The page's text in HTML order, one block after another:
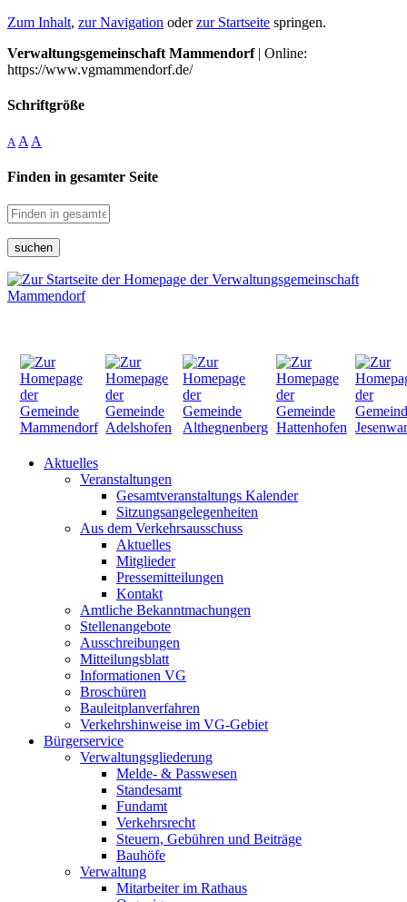
Zum Inhalt, zur Navigation oderzur Startseite springen.
Verwaltungsgemeinschaft Mammendorf| Online:
https://www.vgmammendorf.de/
Schriftgröße
A A A
Finden in gesamter Seite
suchen
Aktuelles
Veranstaltungen
Gesamtveranstaltungs Kalender
Sitzungsangelegenheiten
Aus dem Verkehrsausschuss
Aktuelles
Mitglieder
Pressemitteilungen
Kontakt
Amtliche Bekanntmachungen
Stellenangebote
Ausschreibungen
Mitteilungsblatt
Informationen VG
Broschüren
Bauleitplanverfahren
Verkehrshinweise im VG-Gebiet
Bürgerservice
Verwaltungsgliederung
Melde- & Passwesen
Standesamt
Fundamt
Verkehrsrecht
Steuern, Gebühren und Beiträge
Bauhöfe
Verwaltung
Mitarbeiter im Rathaus